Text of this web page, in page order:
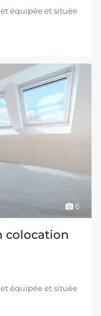
équipée et située
6
colocation
équipée et située